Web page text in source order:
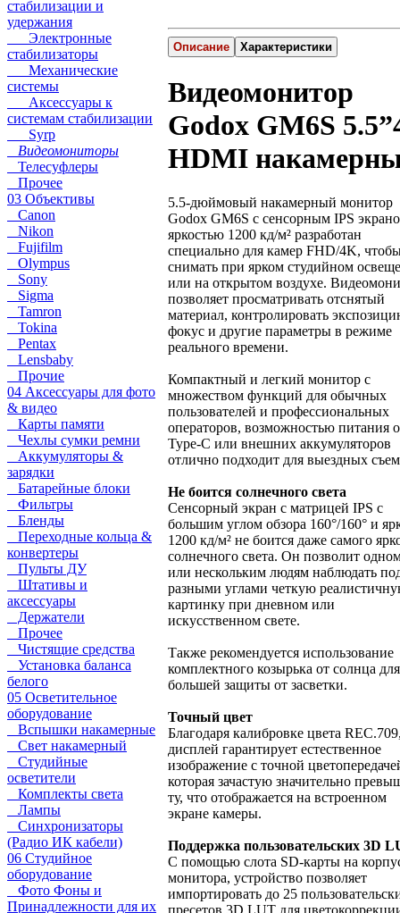
стабилизации и
удержания
Электронные
стабилизаторы
Механические
системы
Аксессуары к
системам стабилизации
Syrp
Видеомониторы
Телесуфлеры
Прочее
03 Объективы
Canon
Nikon
Fujifilm
Olympus
Sony
Sigma
Tamron
Tokina
Pentax
Lensbaby
Прочие
04 Аксессуары для фото
& видео
Карты памяти
Чехлы сумки ремни
Аккумуляторы &
зарядки
Батарейные блоки
Фильтры
Бленды
Переходные кольца &
конвертеры
Пульты ДУ
Штативы и
аксессуары
Держатели
Прочее
Чистящие средства
Установка баланса
белого
05 Осветительное
оборудование
Вспышки накамерные
Свет накамерный
Студийные
осветители
Комплекты света
Лампы
Синхронизаторы
(Радио ИК кабели)
06 Студийное
оборудование
Фото Фоны и
Принадлежности для их
Описание Характеристики
Видеомонитор
Godox GM6S
HDMI
5.5-дюймовый накамерный монитор
Godox GM6S с сенсорным IPS
яркостью 1200 кд/м² разработан
специально для камер FHD/4K,
снимать при ярком студийном
или на открытом воздухе.
позволяет просматривать отснятый
материал, контролировать
фокус и другие параметры в режиме
реального времени.
Компактный и легкий монитор с
множеством функций для обычных
пользователей и профессиональных
операторов, возможностью питания
Type-C или внешних аккумуляторов
отлично подходит для выездных
Не боится солнечного света
Сенсорный экран с матрицей IPS с
большим углом обзора 160°/160° и
1200 кд/м² не боится даже самого
солнечного света. Он позволит
или нескольким людям наблюдать
разными углами четкую
картинку при дневном или
искусственном свете.
Также рекомендуется использование
комплектного козырька от солнца
большей защиты от засветки.
Точный цвет
Благодаря калибровке цвета
дисплей гарантирует естественное
изображение с точной
которая зачастую значительно
ту, что отображается на встроенном
экране камеры.
Поддержка пользовательских 3D
С помощью слота SD-карты на
монитора, устройство позволяет
импортировать до 25
пресетов 3D LUT для